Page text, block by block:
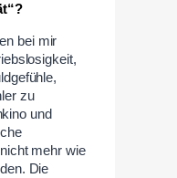
bei mir
zu
und
mehr wie
Die